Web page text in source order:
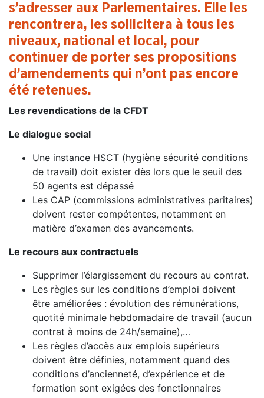
s’adresser aux Parlementaires. Elle les
rencontrera, les sollicitera à tous les
niveaux, national et local, pour
continuer de porter ses propositions
d’amendements qui n’ont pas encore
été retenues.
Les revendications de la CFDT
Le dialogue social
Une instance HSCT (hygiène sécurité conditions
de travail) doit exister dès lors que le seuil des
50 agents est dépassé
Les CAP (commissions administratives paritaires)
doivent rester compétentes, notamment en
matière d’examen des avancements.
Le recours aux contractuels
Supprimer l’élargissement du recours au contrat.
Les règles sur les conditions d’emploi doivent
être améliorées : évolution des rémunérations,
quotité minimale hebdomadaire de travail (aucun
contrat à moins de 24h/semaine),…
Les règles d’accès aux emplois supérieurs
doivent être définies, notamment quand des
conditions d’ancienneté, d’expérience et de
formation sont exigées des fonctionnaires